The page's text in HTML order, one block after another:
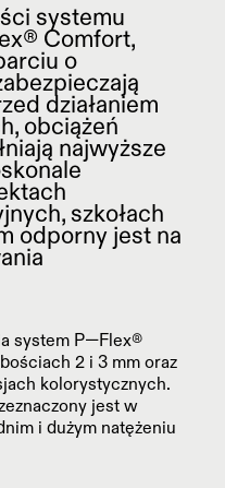
systemu
Comfort,
o
działaniem
obciążeń
najwyższe
szkołach
odporny jest na
system P—Flex®
2 i 3 mm oraz
kolorystycznych.
jest w
i dużym natężeniu